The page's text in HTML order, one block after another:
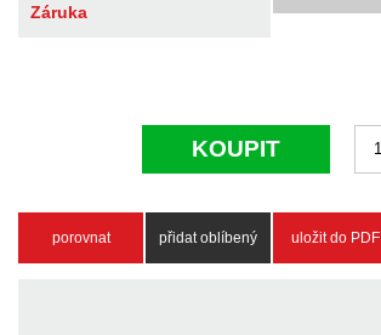
Záruka
KOUPIT
porovnat přidat oblíbený uložit do PDF